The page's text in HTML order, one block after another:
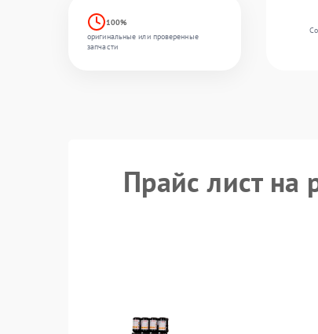
100%
оригинальные или проверенные
запчасти
Прайс лист на